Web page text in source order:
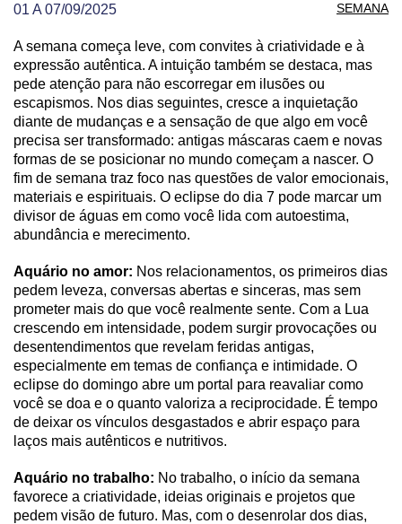
01 A 07/09/2025
SEMANA
PREVISÃO DE AQUÁRIO PARA OUTRA SEMANA
A semana começa leve, com convites à criatividade e à
expressão autêntica. A intuição também se destaca, mas
pede atenção para não escorregar em ilusões ou
escapismos. Nos dias seguintes, cresce a inquietação
diante de mudanças e a sensação de que algo em você
precisa ser transformado: antigas máscaras caem e novas
formas de se posicionar no mundo começam a nascer. O
fim de semana traz foco nas questões de valor emocionais,
materiais e espirituais. O eclipse do dia 7 pode marcar um
divisor de águas em como você lida com autoestima,
abundância e merecimento.
Aquário no amor: Nos relacionamentos, os primeiros dias
pedem leveza, conversas abertas e sinceras, mas sem
prometer mais do que você realmente sente. Com a Lua
crescendo em intensidade, podem surgir provocações ou
desentendimentos que revelam feridas antigas,
especialmente em temas de confiança e intimidade. O
eclipse do domingo abre um portal para reavaliar como
você se doa e o quanto valoriza a reciprocidade. É tempo
de deixar os vínculos desgastados e abrir espaço para
laços mais autênticos e nutritivos.
Aquário no trabalho: No trabalho, o início da semana
favorece a criatividade, ideias originais e projetos que
pedem visão de futuro. Mas, com o desenrolar dos dias,